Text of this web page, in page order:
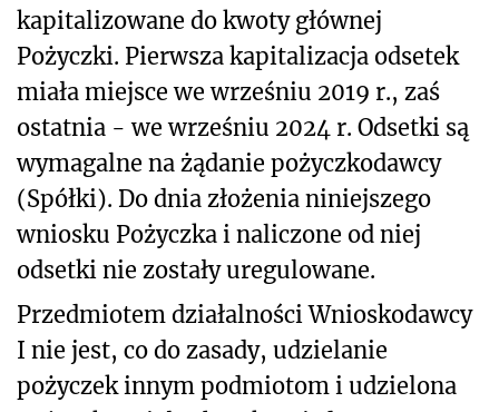
kapitalizowane do kwoty głównej
Pożyczki. Pierwsza kapitalizacja odsetek
miała miejsce we wrześniu 2019 r., zaś
ostatnia - we wrześniu 2024 r. Odsetki są
wymagalne na żądanie pożyczkodawcy
(Spółki). Do dnia złożenia niniejszego
wniosku Pożyczka i naliczone od niej
odsetki nie zostały uregulowane.
Przedmiotem działalności Wnioskodawcy
I nie jest, co do zasady, udzielanie
pożyczek innym podmiotom i udzielona